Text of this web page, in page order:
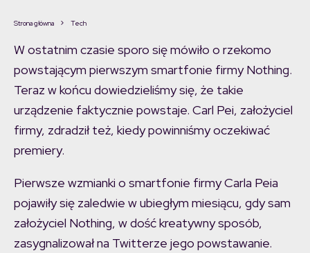
Strona główna Tech
W ostatnim czasie sporo się mówiło o rzekomo
powstającym pierwszym smartfonie firmy Nothing.
Teraz w końcu dowiedzieliśmy się, że takie
urządzenie faktycznie powstaje. Carl Pei, założyciel
firmy, zdradził też, kiedy powinniśmy oczekiwać
premiery.
Pierwsze wzmianki o smartfonie firmy Carla Peia
pojawiły się zaledwie w ubiegłym miesiącu, gdy sam
założyciel Nothing, w dość kreatywny sposób,
zasygnalizował na Twitterze jego powstawanie.